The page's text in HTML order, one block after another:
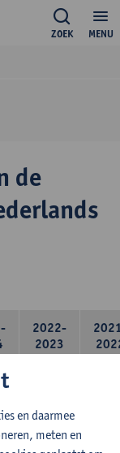
MENU
ZOEK
de
2022-
2023
en daarmee
meten en